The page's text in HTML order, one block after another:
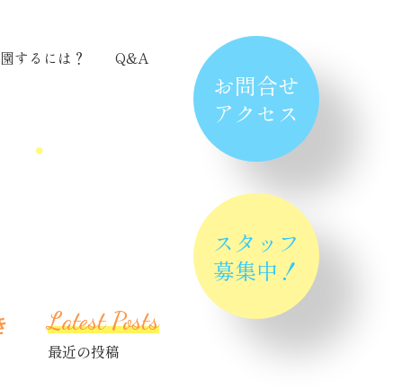
お問合せ
アクセス
スタッフ
募集中！
するには？ Q&A
Latest Posts
最近の投稿